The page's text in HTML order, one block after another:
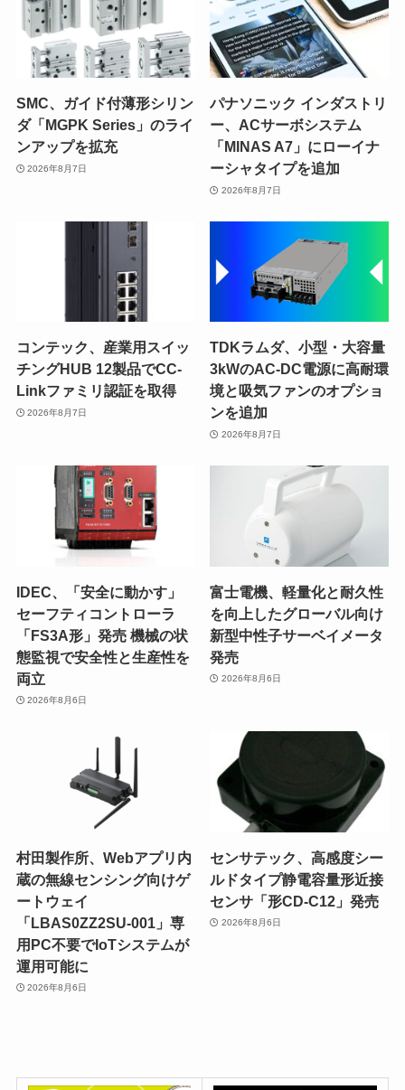
SMC、ガイド付薄形シリン
ダ「MGPK Series」のライ
ンアップを拡充
2026年8月7日
パナソニック インダストリ
ー、ACサーボシステム
「MINAS A7」にローイナ
ーシャタイプを追加
2026年8月7日
コンテック、産業用スイッ
チングHUB 12製品でCC-
Linkファミリ認証を取得
2026年8月7日
TDKラムダ、小型・大容量
3kWのAC-DC電源に高耐環
境と吸気ファンのオプショ
ンを追加
2026年8月7日
IDEC、「安全に動かす」
セーフティコントローラ
「FS3A形」発売 機械の状
態監視で安全性と生産性を
両立
2026年8月6日
富士電機、軽量化と耐久性
を向上したグローバル向け
新型中性子サーベイメータ
発売
2026年8月6日
村田製作所、Webアプリ内
蔵の無線センシング向けゲ
ートウェイ
「LBAS0ZZ2SU-001」専
用PC不要でIoTシステムが
運用可能に
2026年8月6日
センサテック、高感度シー
ルドタイプ静電容量形近接
センサ「形CD-C12」発売
2026年8月6日